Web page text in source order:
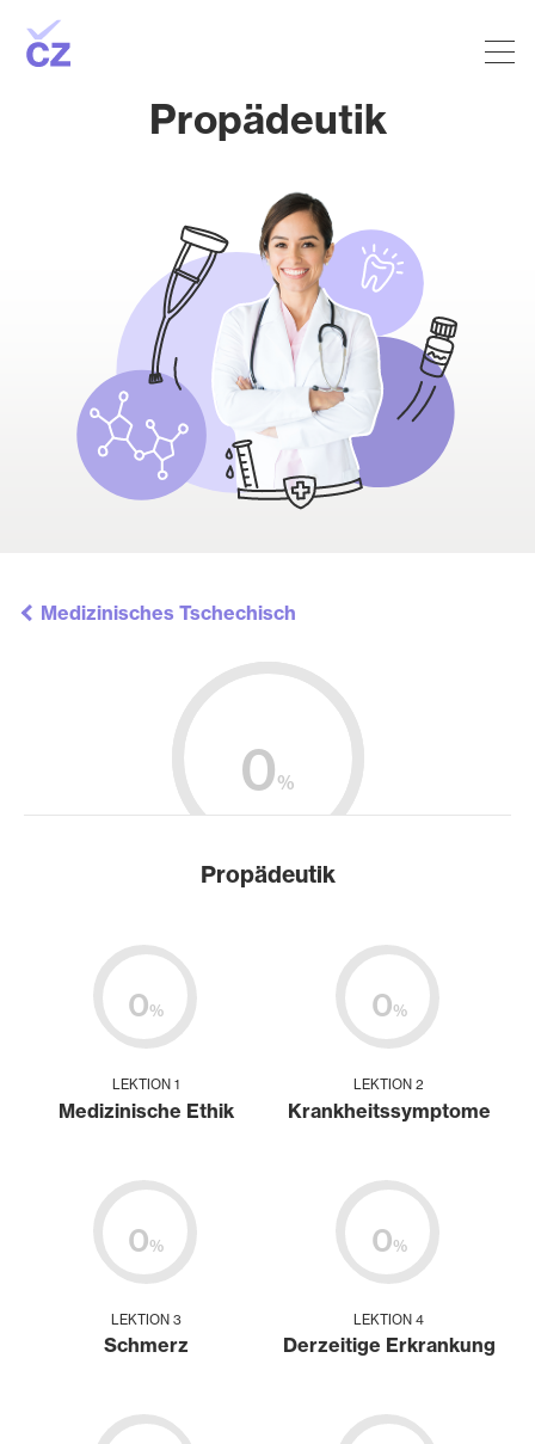
Propädeutik
Medizinisches Tschechisch
0%
Propädeutik
0%
LEKTION 1
Medizinische Ethik
0%
LEKTION 2
Krankheitssymptome
0%
LEKTION 3
Schmerz
0%
LEKTION 4
Derzeitige Erkrankung